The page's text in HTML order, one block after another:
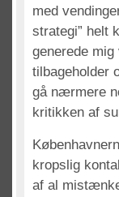
med
strategi” helt
generede
tilbageholder
gå nærmere
kritikken af
kropslig
af al